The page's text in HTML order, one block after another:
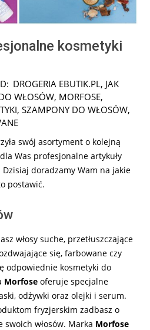
kosmetyki
DROGERIA EBUTIK.PL, JAK
WŁOSÓW, MORFOSE,
, SZAMPONY DO WŁOSÓW,
swój asortyment o kolejną
Was profesjonalne artykuły
doradzamy Wam na jakie
postawić.
włosy suche, przetłuszczające
się, farbowane czy
odpowiednie kosmetyki do
Morfose oferuje specjalne
odżywki oraz olejki i serum.
fryzjerskim zadbasz o
włosów. Marka Morfose